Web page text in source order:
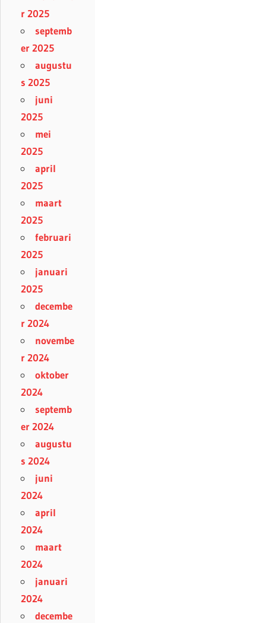
r 2025
septemb
er 2025
augustu
s 2025
juni
2025
mei
2025
april
2025
maart
2025
februari
2025
januari
2025
decembe
r 2024
novembe
r 2024
oktober
2024
septemb
er 2024
augustu
s 2024
juni
2024
april
2024
maart
2024
januari
2024
decembe